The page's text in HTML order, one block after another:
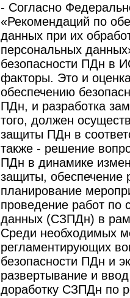
- Согласно
«Рекомендаций по
данных при их
персональных
безопасности ПДн в
факторы. Это и
обеспечению
ПДн, и разработка
того, должен
защиты ПДн в
также - решение
ПДн в динамике
защиты, обеспечение
планирование
проведение работ по
данных (СЗПДн) в
Среди необходимых
регламентирующих
безопасности ПДн и
развертывание и
доработку СЗПДн по